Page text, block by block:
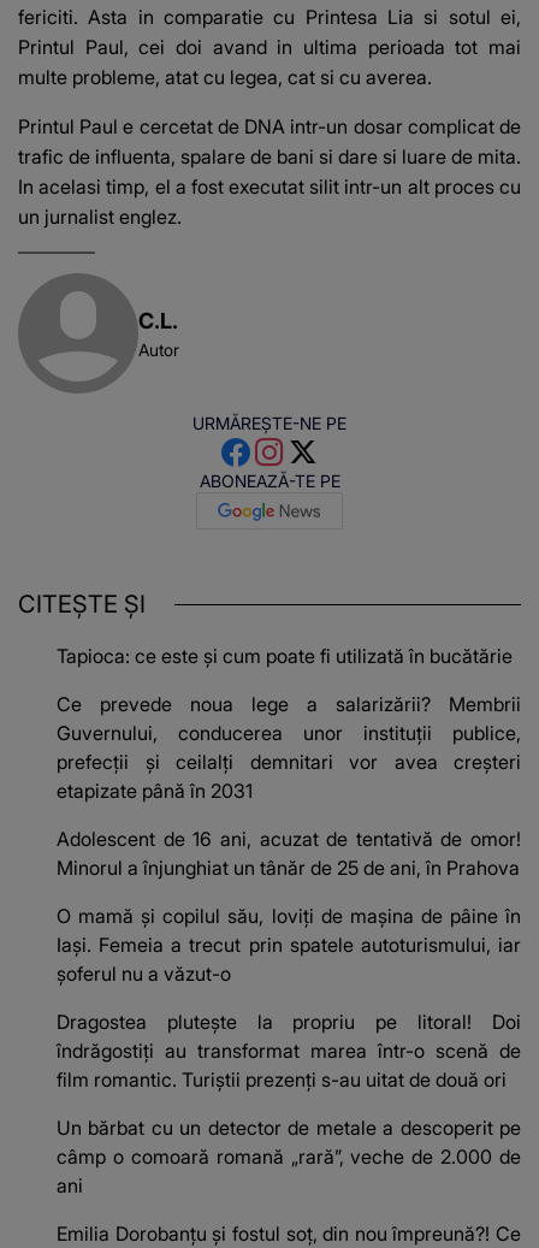
fericiti. Asta in comparatie cu Printesa Lia si sotul ei,
Printul Paul, cei doi avand in ultima perioada tot mai
multe probleme, atat cu legea, cat si cu averea.
Printul Paul e cercetat de DNA intr-un dosar complicat de
trafic de influenta, spalare de bani si dare si luare de mita.
In acelasi timp, el a fost executat silit intr-un alt proces cu
un jurnalist englez.
C.L.
Autor
URMĂREȘTE-NE PE
ABONEAZĂ-TE PE
CITEȘTE ȘI
Tapioca: ce este și cum poate fi utilizată în bucătărie
Ce prevede noua lege a salarizării? Membrii
Guvernului, conducerea unor instituții publice,
prefecții și ceilalți demnitari vor avea creșteri
etapizate până în 2031
Adolescent de 16 ani, acuzat de tentativă de omor!
Minorul a înjunghiat un tânăr de 25 de ani, în Prahova
O mamă și copilul său, loviți de mașina de pâine în
Iași. Femeia a trecut prin spatele autoturismului, iar
șoferul nu a văzut-o
Dragostea plutește la propriu pe litoral! Doi
îndrăgostiți au transformat marea într-o scenă de
film romantic. Turiștii prezenți s-au uitat de două ori
Un bărbat cu un detector de metale a descoperit pe
câmp o comoară romană „rară”, veche de 2.000 de
ani
Emilia Dorobanțu și fostul soț, din nou împreună?! Ce